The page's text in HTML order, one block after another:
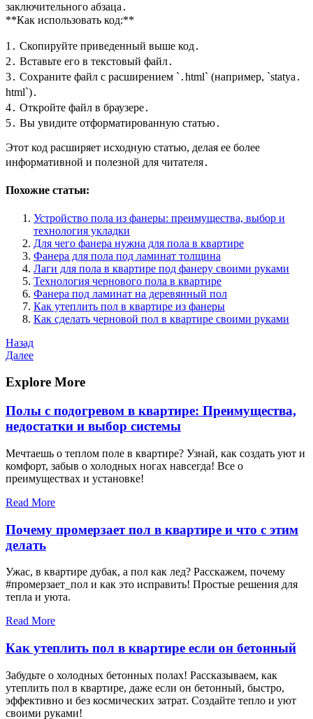
заключительного абзаца․
**Как использовать код:**
1․ Скопируйте приведенный выше код․
2․ Вставьте его в текстовый файл․
3․ Сохраните файл с расширением `․html` (например, `statya․
html`)․
4․ Откройте файл в браузере․
5․ Вы увидите отформатированную статью․
Этот код расширяет исходную статью, делая ее более
информативной и полезной для читателя․
Похожие статьи:
Устройство пола из фанеры: преимущества, выбор и
технология укладки
Для чего фанера нужна для пола в квартире
Фанера для пола под ламинат толщина
Лаги для пола в квартире под фанеру своими руками
Технология чернового пола в квартире
Фанера под ламинат на деревянный пол
Как утеплить пол в квартире из фанеры
Как сделать черновой пол в квартире своими руками
Навигация
по
записям
Предыдущая
запись
Назад
Следующая
Далее
Explore More
Полы с подогревом в квартире: Преимущества,
недостатки и выбор системы
Мечтаешь о теплом поле в квартире? Узнай, как создать уют и
комфорт, забыв о холодных ногах навсегда! Все о
преимуществах и установке!
Read More
Почему промерзает пол в квартире и что с этим
делать
Ужас, в квартире дубак, а пол как лед? Расскажем, почему
#промерзает_пол и как это исправить! Простые решения для
тепла и уюта.
Read More
Как утеплить пол в квартире если он бетонный
Забудьте о холодных бетонных полах! Рассказываем, как
утеплить пол в квартире, даже если он бетонный, быстро,
эффективно и без космических затрат. Создайте тепло и уют
своими руками!